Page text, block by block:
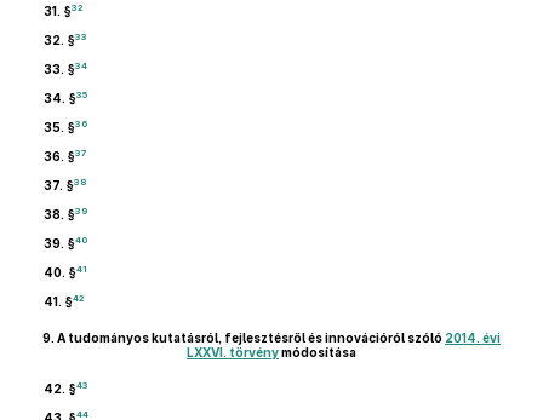
31. §32
32. §33
33. §34
34. §35
35. §36
36. §37
37. §38
38. §39
39. §40
40. §41
41. §42
9. A tudományos kutatásról, fejlesztésről és innovációról szóló 2014. évi
LXXVI. törvénymódosítása
42. §43
44